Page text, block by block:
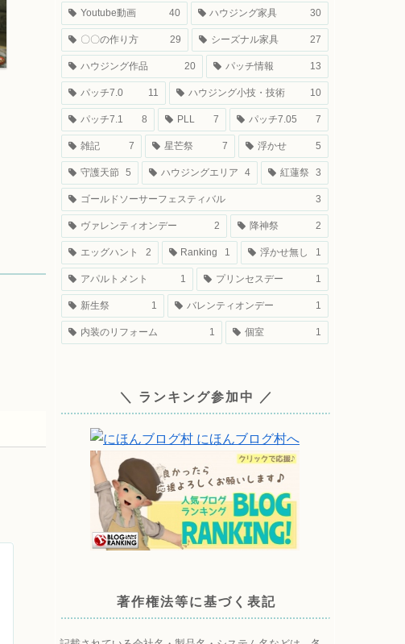
Youtube動画 40 ハウジング家具 30
〇〇の作り方 29 シーズナル家具 27
ハウジング作品 20 パッチ情報 13
パッチ7.0 11 ハウジング小技・技術 10
パッチ7.1 8 PLL 7 パッチ7.05 7
雑記 7 星芒祭 7 浮かせ 5
守護天節 5 ハウジングエリア 4 紅蓮祭 3
ゴールドソーサーフェスティバル 3
ヴァレンティオンデー 2 降神祭 2
エッグハント 2 Ranking 1 浮かせ無し 1
アパルトメント 1 プリンセスデー 1
新生祭 1 バレンティオンデー 1
内装のリフォーム 1 個室 1
＼ ランキング参加中 ／
著作権法等に基づく表記